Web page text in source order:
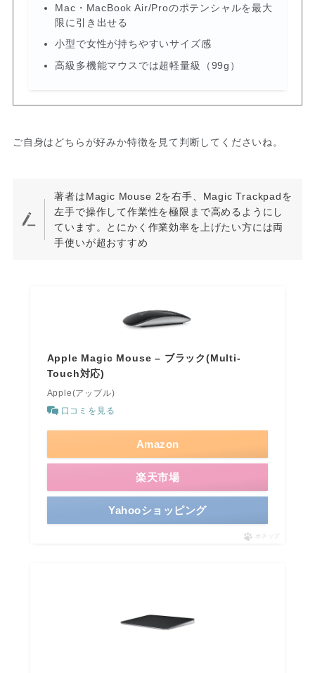
Mac・MacBook Air/Proのポテンシャルを最大
限に引き出せる
小型で女性が持ちやすいサイズ感
高級多機能マウスでは超軽量級（99g）
ご自身はどちらが好みか特徴を見て判断してくださいね。
著者はMagic Mouse 2を右手、Magic Trackpadを
左手で操作して作業性を極限まで高めるようにし
ています。とにかく作業効率を上げたい方には両
手使いが超おすすめ
Apple Magic Mouse – ブラック(Multi-
Touch対応) ​​​​​​​
Apple(アップル)
口コミを見る
Amazon
楽天市場
Yahooショッピング
ポチップ